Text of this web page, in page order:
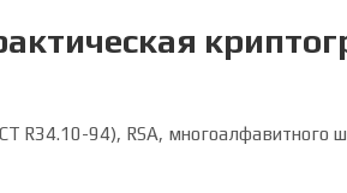
R34.10-94), RSA,